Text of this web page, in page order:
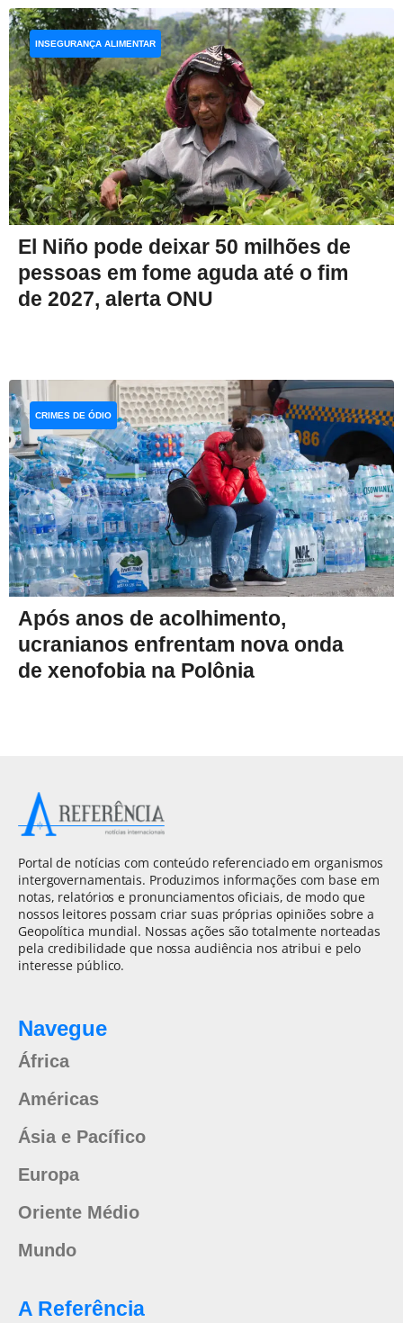
El Niño pode deixar 50 milhões de
pessoas em fome aguda até o fim
de 2027, alerta ONU
INSEGURANÇA ALIMENTAR
Após anos de acolhimento,
ucranianos enfrentam nova onda
de xenofobia na Polônia
CRIMES DE ÓDIO
Portal de notícias com conteúdo referenciado em organismos
intergovernamentais. Produzimos informações com base em
notas, relatórios e pronunciamentos oficiais, de modo que
nossos leitores possam criar suas próprias opiniões sobre a
Geopolítica mundial. Nossas ações são totalmente norteadas
pela credibilidade que nossa audiência nos atribui e pelo
interesse público.
Navegue
África
Américas
Ásia e Pacífico
Europa
Oriente Médio
Mundo
A Referência